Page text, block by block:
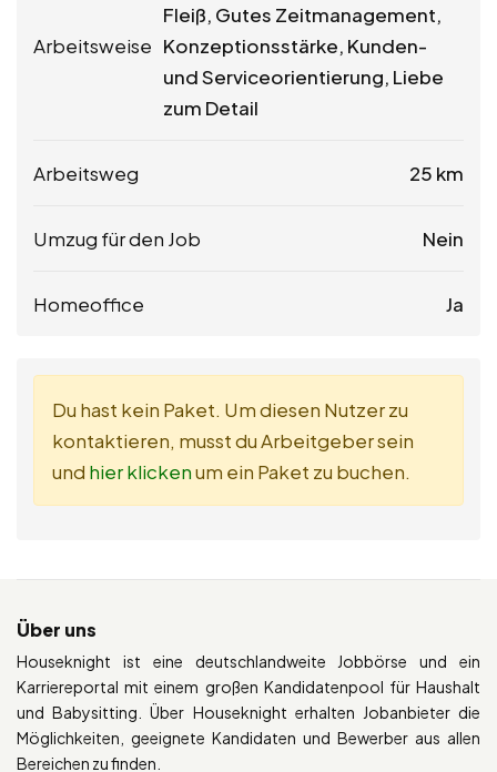
Arbeitsweise
Fleiß, Gutes Zeitmanagement,
Konzeptionsstärke, Kunden-
und Serviceorientierung, Liebe
zum Detail
Arbeitsweg 25 km
Umzug für den Job Nein
Homeoffice Ja
Du hast kein Paket. Um diesen Nutzer zu
kontaktieren, musst du Arbeitgeber sein
und hier klickenum ein Paket zu buchen.
Über uns
Houseknight ist eine deutschlandweite Jobbörse und ein
Karriereportal mit einem großen Kandidatenpool für Haushalt
und Babysitting. Über Houseknight erhalten Jobanbieter die
Möglichkeiten, geeignete Kandidaten und Bewerber aus allen
Bereichen zu finden.